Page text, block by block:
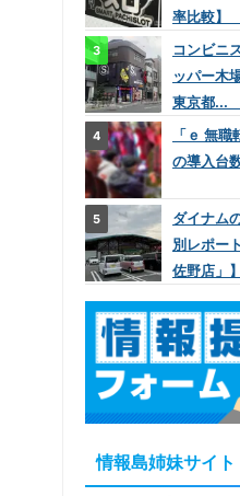
率比較】
コンビニ
ッパー木
東京都...
「ｅ 無
の導入台
ダイナム
別レポー
佐野店」
情報島姉妹サイト